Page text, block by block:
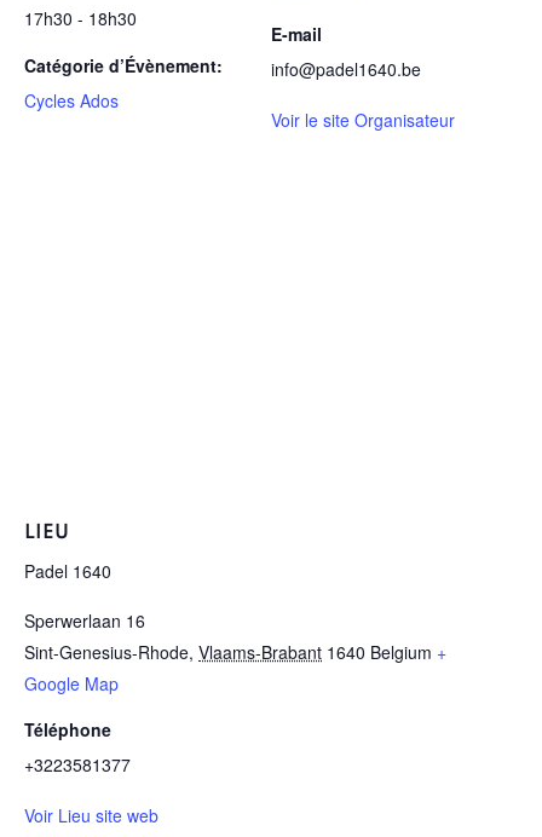
17h30 - 18h30
Catégorie d’Évènement:
Cycles Ados
E-mail
info@padel1640.be
Voir le site Organisateur
LIEU
Padel 1640
Sperwerlaan 16
Sint-Genesius-Rhode, Vlaams-Brabant 1640 Belgium +
Google Map
Téléphone
+3223581377
Voir Lieu site web